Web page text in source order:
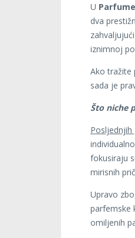
U
dva
iznimnoj
Ako tražite
sada je
Što niche
fokusiraju
mirisnih
Upravo
parfemske
omiljenih